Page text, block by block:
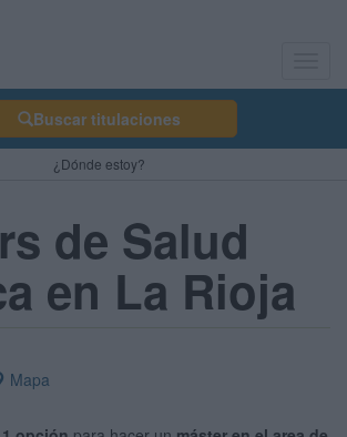
Buscar titulaciones
¿Dónde estoy?
de Salud
en La Rioja
Mapa